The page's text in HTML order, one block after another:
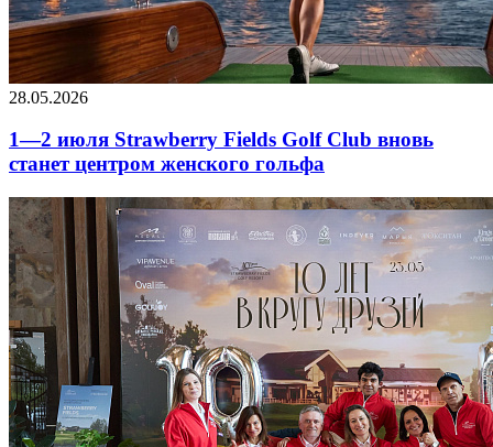
28.05.2026
1—2 июля Strawberry Fields Golf Club вновь
станет центром женского гольфа